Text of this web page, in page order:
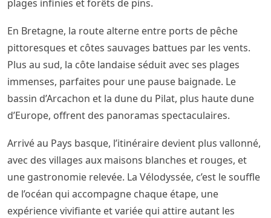
plages infinies et forêts de pins.
En Bretagne, la route alterne entre ports de pêche
pittoresques et côtes sauvages battues par les vents.
Plus au sud, la côte landaise séduit avec ses plages
immenses, parfaites pour une pause baignade. Le
bassin d’Arcachon et la dune du Pilat, plus haute dune
d’Europe, offrent des panoramas spectaculaires.
Arrivé au Pays basque, l’itinéraire devient plus vallonné,
avec des villages aux maisons blanches et rouges, et
une gastronomie relevée. La Vélodyssée, c’est le souffle
de l’océan qui accompagne chaque étape, une
expérience vivifiante et variée qui attire autant les